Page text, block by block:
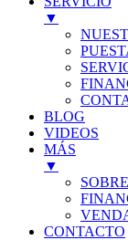
▼
BLOG
VIDEOS
MÁS
▼
CONTACTO